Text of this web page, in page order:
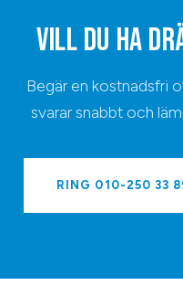
VILL DU HA
Begär en kostnadsfri
svarar snabbt och
RING 010-250 33